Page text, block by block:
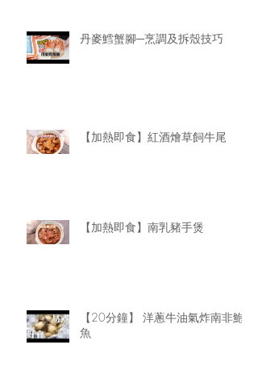
丹麥鱈蟹腳─烹調及拆殼技巧
【加熱即食】紅酒燴草飼牛尾
【加熱即食】南乳豬手煲
【20分鐘】 洋蔥牛油氣炸南非鮑
魚